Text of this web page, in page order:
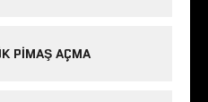
PIMAŞ AÇMA